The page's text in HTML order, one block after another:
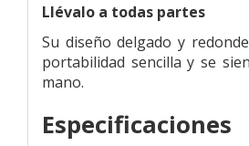
Llévalo a todas partes
Su diseño delgado y
portabilidad sencilla y se
mano.
Especificaciones